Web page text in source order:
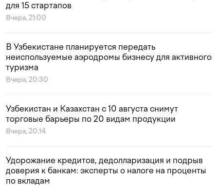
для 15 стартапов
Вчера, 21:00
В Узбекистане планируется передать
неиспользуемые аэродромы бизнесу для активного
туризма
Вчера, 20:30
Узбекистан и Казахстан с 10 августа снимут
торговые барьеры по 20 видам продукции
Вчера, 20:14
Удорожание кредитов, дедолларизация и подрыв
доверия к банкам: эксперты о налоге на проценты
по вкладам